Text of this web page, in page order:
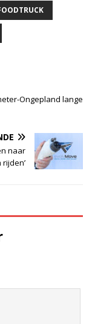
Ongepland lange
naar